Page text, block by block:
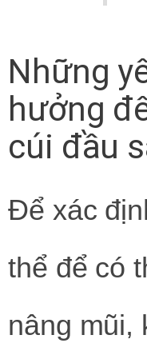
Những
hưởng
cúi đầu
Để xác
thể để có
nâng mũi,